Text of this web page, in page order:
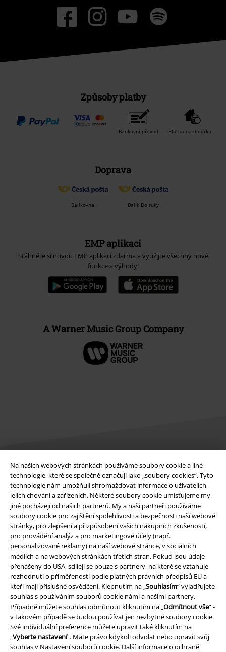
Na našich webových stránkách používáme soubory cookie a jiné
technologie, které se společně označují jako „soubory cookies“. Tyto
technologie nám umožňují shromažďovat informace o uživatelích,
jejich chování a zařízeních. Některé soubory cookie umísťujeme my,
jiné pocházejí od našich partnerů. My a naši partneři používáme
soubory cookie pro zajištění spolehlivosti a bezpečnosti naší webové
stránky, pro zlepšení a přizpůsobení vašich nákupních zkušeností,
pro provádění analýz a pro marketingové účely (např.
personalizované reklamy) na naší webové stránce, v sociálních
médiích a na webových stránkách třetích stran. Pokud jsou údaje
přenášeny do USA, sdílejí se pouze s partnery, na které se vztahuje
rozhodnutí o přiměřenosti podle platných právních předpisů EU a
kteří mají příslušné osvědčení. Klepnutím na „Souhlasím“ vyjadřujete
souhlas s používáním souborů cookie námi a našimi partnery.
Případně můžete souhlas odmítnout kliknutím na „Odmítnout vše“ -
v takovém případě se budou používat jen nezbytné soubory cookie.
Své individuální preference můžete upravit také kliknutím na
„Vyberte nastavení“. Máte právo kdykoli odvolat nebo upravit svůj
souhlas v Nastavení souborů cookie. Další informace o ochraně
Způsoby platby
Bankovní převod Platba na dobírku
Doprava
Balíkovna Balík Do ruky
EMP aplikaci
Stáhněte si novou EMP aplikaci zdarma a využijte všechny nové
funkce a výhody!
A Warner Music Group Company
Právní informace
Podmínky
Prohlášení
Ochrana osobních údajů
Likvidace odpadu a ochrana životního prostředí
Prohlášení o shodě
Informace o přístupnosti
Nastavení souborů cookie